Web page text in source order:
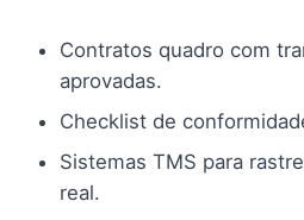
Contratos quadro com
aprovadas.
Checklist de
Sistemas TMS para
real.